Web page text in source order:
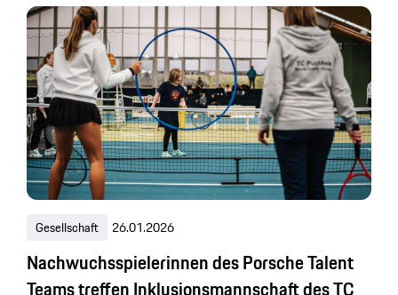
Gesellschaft 26.01.2026
Nachwuchsspielerinnen des Porsche Talent
Teams treffen Inklusionsmannschaft des TC